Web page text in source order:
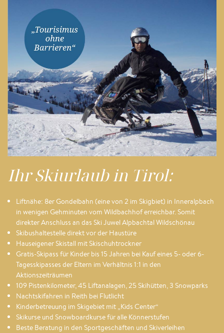
Ihr Skiurlaub in Tirol:
Liftnähe: 8er Gondelbahn (eine von 2 im Skigbiet) in Inneralpbach
in wenigen Gehminuten vom Wildbachhof erreichbar. Somit
direkter Anschluss an das Ski Juwel Alpbachtal Wildschönau
Skibushaltestelle direkt vor der Haustüre
Hauseigener Skistall mit Skischuhtrockner
Gratis-Skipass für Kinder bis 15 Jahren bei Kauf eines 5- oder 6-
Tagesskipasses der Eltern im Verhältnis 1:1 in den
Aktionszeiträumen
109 Pistenkilometer, 45 Liftanalagen, 25 Skihütten, 3 Snowparks
Nachtskifahren in Reith bei Flutlicht
Kinderbetreuung im Skigebiet mit „Kids Center“
Skikurse und Snowboardkurse für alle Könnerstufen
Beste Beratung in den Sportgeschäften und Skiverleihen